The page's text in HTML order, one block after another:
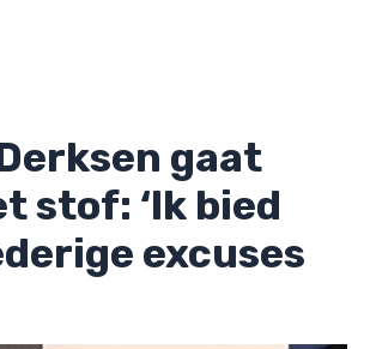
gaat
stof: ‘Ik bied
excuses